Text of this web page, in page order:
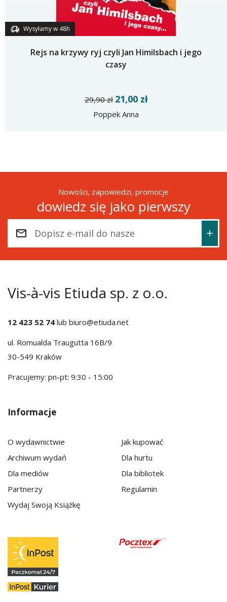
Wysyłamy w 48h
Rejs na krzywy ryj czyli Jan Himilsbach i jego
czasy
29,90 zł 21,00 zł
Poppek Anna
Nowości, zapowiedzi, promocje
dowiedz się jako pierwszy
Vis-à-vis Etiuda sp. z o.o.
12 423 52 74 lub biuro@etiuda.net
ul. Romualda Traugutta 16B/9
30-549 Kraków
Pracujemy: pn-pt: 9:30 - 15:00
Informacje
O wydawnictwie
Archiwum wydań
Dla mediów
Partnerzy
Wydaj Swoją Książkę
Jak kupować
Dla hurtu
Dla bibliotek
Regulamin